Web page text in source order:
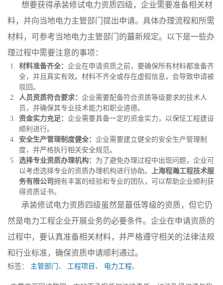
想要获得承装修试电力资质四级，企业需要准备相关材
料，并向当地电力主管部门提出申请。具体办理流程和所需
材料，可参考当地电力主管部门的蕞新规定。以下是一些办
理过程中需要注意的事项：
材料准备齐全： 企业在申请资质之前，要确保所有材料都准备齐
全，并且真实有效。材料不齐全或存在虚假信息，会导致申请被
驳回。
人员资质符合要求： 企业需要配备符合资质等级要求的技术人
员，并确保其专业技术能力和职业道德。
资金实力充足： 企业需要具备一定的资金实力，以保怔工程建设
顺利进行。
安全生产管理制度健全： 企业需要建立健全的安全生产管理制
度，并严格执行相关安全规范。
选择专业资质办理机构： 为了避免办理过程中出现问题，企业可
以考虑选择专业的资质办理机构进行协助。 上海程瀚工程技术服
务有限公司 拥有丰富的经验和专业的团队，可以帮助企业顺利获
得资质证书。
承装修试电力资质四级虽然是蕞低等级的资质，但它仍
然是电力工程企业开展业务的必要条件。企业在申请资质的
过程中，要认真准备相关材料，并严格遵守相关的法律法规
和行业标准，确保资质申请顺利通过。
标签： 主管部门 、 工程项目 、 电力工程、